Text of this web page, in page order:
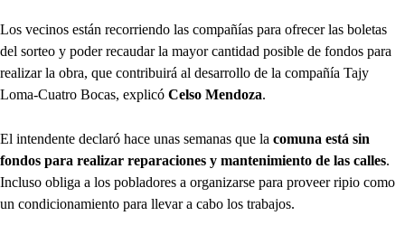
Los vecinos están recorriendo las compañías para ofrecer las boletas
del sorteo y poder recaudar la mayor cantidad posible de fondos para
realizar la obra, que contribuirá al desarrollo de la compañía Tajy
Loma-Cuatro Bocas, explicó Celso Mendoza.
El intendente declaró hace unas semanas que la comuna está sin
fondos para realizar reparaciones y mantenimiento de las calles.
Incluso obliga a los pobladores a organizarse para proveer ripio como
un condicionamiento para llevar a cabo los trabajos.